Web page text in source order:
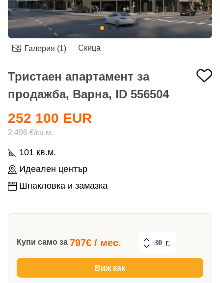
Галерия (1) Скица
Тристаен апартамент за
продажба, Варна, ID 556504
101 кв.м.
Идеален център
Шпакловка и замазка
252 100 EUR
2 496 €/кв.м.
Купи само за 797€ / мес. г.
Виж как